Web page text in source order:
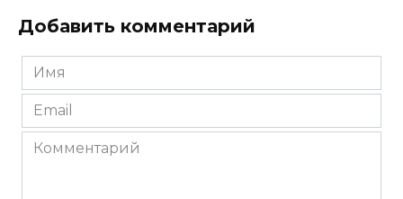
Добавить комментарий
Имя
*
Email
*
Комментарий